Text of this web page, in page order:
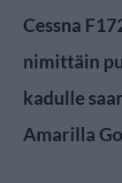
Cessna
nimittäin
kadulle
Amarilla